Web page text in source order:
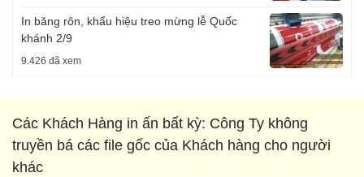
In băng rôn, khẩu hiệu treo mừng lễ Quốc
khánh 2/9
9.426 đã xem
Các Khách Hàng in ấn bất kỳ: Công Ty không
truyền bá các file gốc của Khách hàng cho người
khác